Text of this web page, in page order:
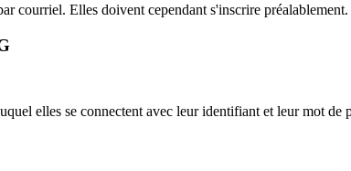
courriel. Elles doivent cependant s'inscrire préalablement.
elles se connectent avec leur identifiant et leur mot de